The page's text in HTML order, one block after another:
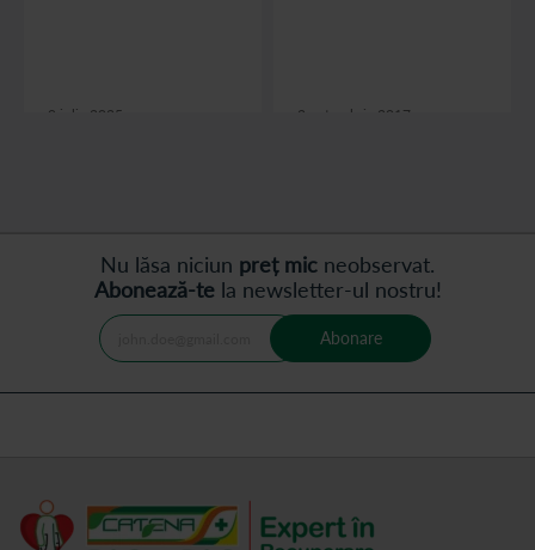
diminuare a simptomelor
9 iulie 2025 2 octombrie 2017
Nu lăsa niciun preț mic neobservat.
Abonează-tela newsletter-ul nostru!
Abonare